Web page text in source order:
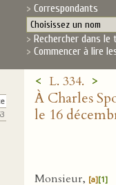
Correspondants
Rechercher dans
Commencer à lire